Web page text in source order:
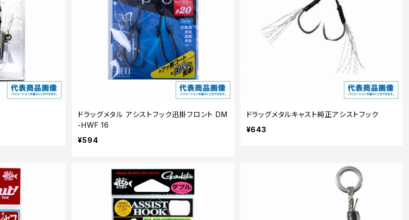
ドラッグメタル アシストフック迅掛フロント DM
-HWF 16
¥594
ドラッグメタルキャスト純正アシストフック
¥643